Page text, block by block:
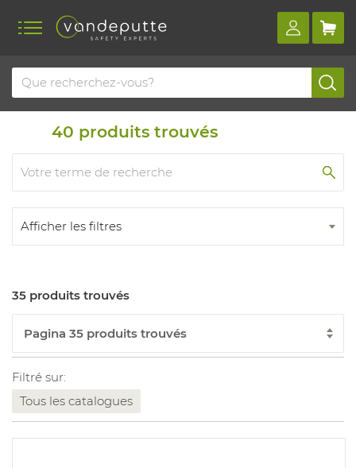
Home Produits Ergonomie
40 produits trouvés
Afficher les filtres
35 produits trouvés
Filtré sur:
Tous les catalogues